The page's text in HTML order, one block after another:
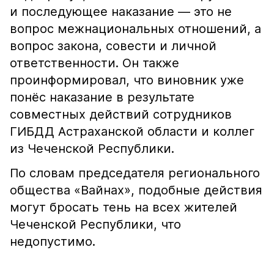
и последующее наказание — это не
вопрос межнациональных отношений, а
вопрос закона, совести и личной
ответственности. Он также
проинформировал, что виновник уже
понёс наказание в результате
совместных действий сотрудников
ГИБДД Астраханской области и коллег
из Чеченской Республики.
По словам председателя регионального
общества «Вайнах», подобные действия
могут бросать тень на всех жителей
Чеченской Республики, что
недопустимо.